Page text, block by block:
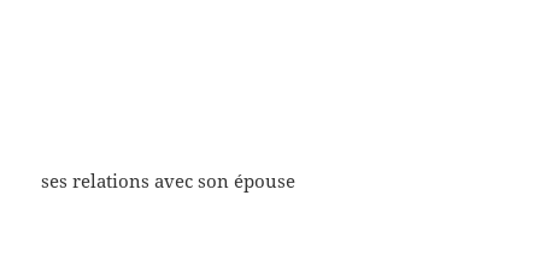
ses relations avec son épouse